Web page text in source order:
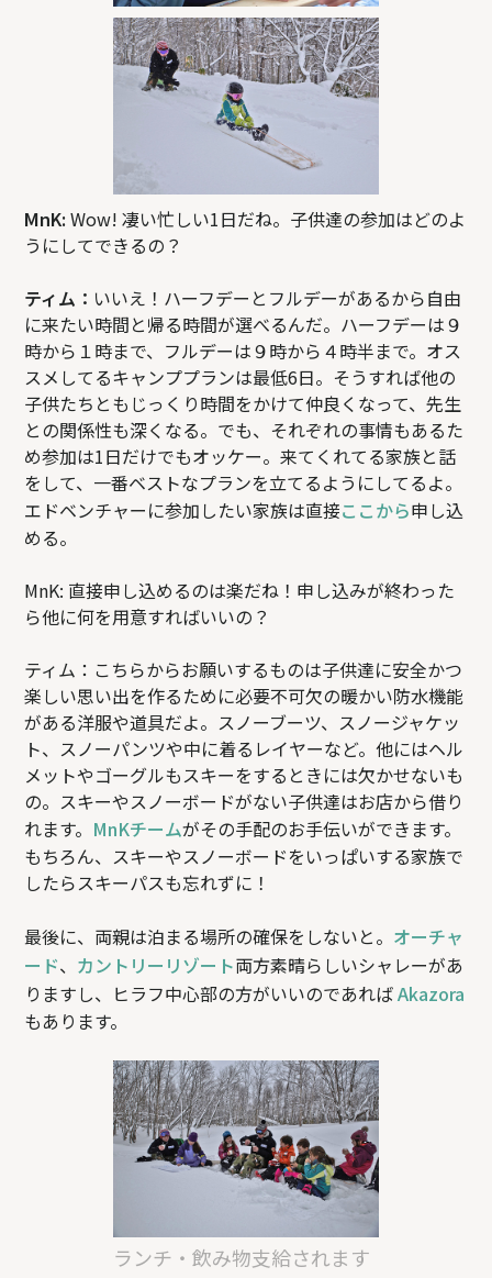
MnK: Wow! 凄い忙しい1日だね。子供達の参加はどのよ
うにしてできるの？
ティム： いいえ！ハーフデーとフルデーがあるから自由
に来たい時間と帰る時間が選べるんだ。ハーフデーは９
時から１時まで、フルデーは９時から４時半まで。オス
スメしてるキャンププランは最低6日。そうすれば他の
子供たちともじっくり時間をかけて仲良くなって、先生
との関係性も深くなる。でも、それぞれの事情もあるた
め参加は1日だけでもオッケー。来てくれてる家族と話
をして、一番ベストなプランを立てるようにしてるよ。
エドベンチャーに参加したい家族は直接ここから申し込
める。
MnK: 直接申し込めるのは楽だね！申し込みが終わった
ら他に何を用意すればいいの？
ティム：こちらからお願いするものは子供達に安全かつ
楽しい思い出を作るために必要不可欠の暖かい防水機能
がある洋服や道具だよ。スノーブーツ、スノージャケッ
ト、スノーパンツや中に着るレイヤーなど。他にはヘル
メットやゴーグルもスキーをするときには欠かせないも
の。スキーやスノーボードがない子供達はお店から借り
れます。 MnKチームがその手配のお手伝いができます。
もちろん、スキーやスノーボードをいっぱいする家族で
したらスキーパスも忘れずに！
最後に、両親は泊まる場所の確保をしないと。 オーチャ
ード、 カントリーリゾート両方素晴らしいシャレーがあ
りますし、ヒラフ中心部の方がいいのであればAkazora
もあります。
ランチ・飲み物支給されます